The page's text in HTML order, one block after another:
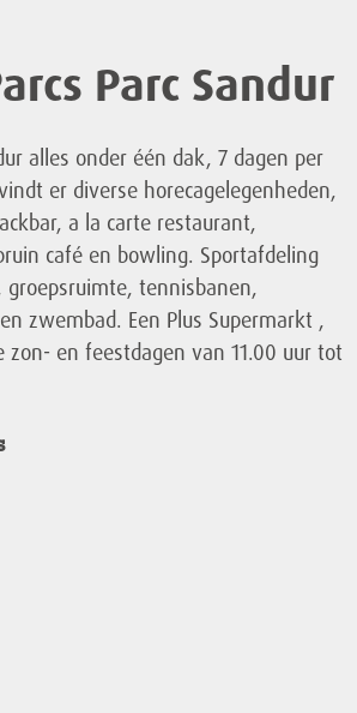
Parc Sandur
alles onder één dak, 7 dagen per
er diverse horecagelegenheden,
a la carte restaurant,
café en bowling. Sportafdeling
tennisbanen,
zwembad. Een Plus Supermarkt ,
zon- en feestdagen van 11.00 uur tot